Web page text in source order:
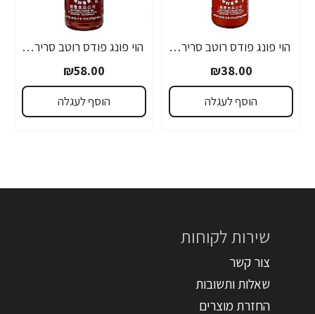
הוי פונג פודס רוטב סריראצ'ה פלפל צ'ילי חריף 435 גרם - מבית HUY FONG FOODS
₪38.00
הוסף לעגלה
הוי פונג פודס רוטב סריראצ'ה פלפל צ'ילי חריף 793 גרם - מבית HUY FONG FOODS
₪58.00
הוסף לעגלה
שירות לקוחות
צור קשר
שאלות ותשובות
החזרת מוצרים